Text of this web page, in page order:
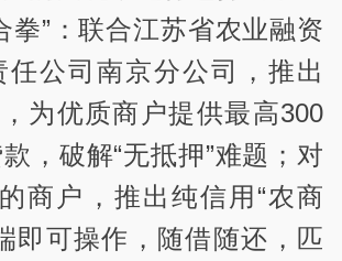
拳”：联合江苏省农业融资
任公司南京分公司，推出
为优质商户提供最高300
，破解“无抵押”难题；对
商户，推出纯信用“农商
即可操作，随借随还，匹